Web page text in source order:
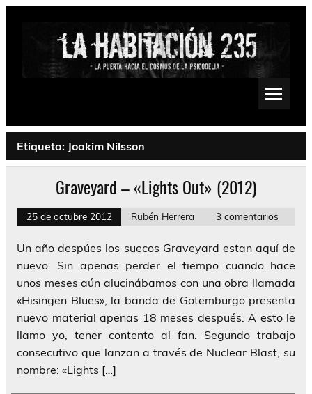
Saltar
Psychedelic, Stoner, Doom, Sludge, Fuzz, Space, Drone
Etiqueta: Joakim Nilsson
Graveyard – «Lights Out» (2012)
25 de octubre 2012 Rubén Herrera 3 comentarios
Un año despúes los suecos Graveyard estan aquí de
nuevo. Sin apenas perder el tiempo cuando hace
unos meses aún alucinábamos con una obra llamada
«Hisingen Blues», la banda de Gotemburgo presenta
nuevo material apenas 18 meses después. A esto le
llamo yo, tener contento al fan. Segundo trabajo
consecutivo que lanzan a través de Nuclear Blast, su
nombre: «Lights […]